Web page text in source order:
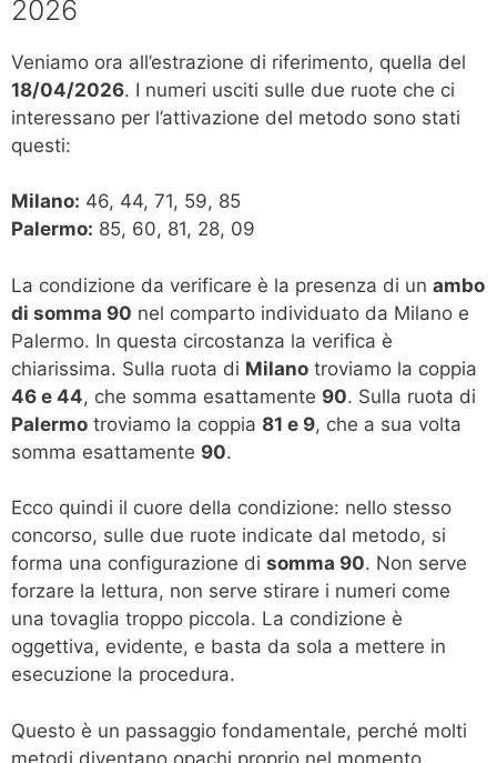
2026
Veniamo ora all’estrazione di riferimento, quella del
18/04/2026. I numeri usciti sulle due ruote che ci
interessano per l’attivazione del metodo sono stati
questi:
Milano: 46, 44, 71, 59, 85
Palermo: 85, 60, 81, 28, 09
La condizione da verificare è la presenza di un ambo
di somma 90 nel comparto individuato da Milano e
Palermo. In questa circostanza la verifica è
chiarissima. Sulla ruota di Milano troviamo la coppia
46 e 44, che somma esattamente 90. Sulla ruota di
Palermo troviamo la coppia 81 e 9, che a sua volta
somma esattamente 90.
Ecco quindi il cuore della condizione: nello stesso
concorso, sulle due ruote indicate dal metodo, si
forma una configurazione di somma 90. Non serve
forzare la lettura, non serve stirare i numeri come
una tovaglia troppo piccola. La condizione è
oggettiva, evidente, e basta da sola a mettere in
esecuzione la procedura.
Questo è un passaggio fondamentale, perché molti
metodi diventano opachi proprio nel momento